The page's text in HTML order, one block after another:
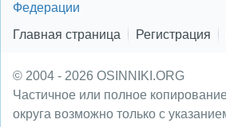
Федерации
Главная страница
Регистрация
© 2004 - 2026 OSINNIKI.ORG
Частичное или полное
округа возможно только с